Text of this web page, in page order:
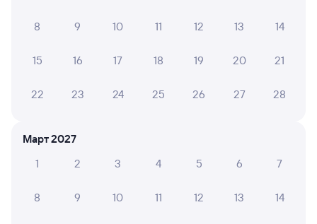
8 9 10 11 12 13 14
15 16 17 18 19 20 21
22 23 24 25 26 27 28
Март 2027
1
2 3 4 5 6 7
8 9 10 11 12 13 14